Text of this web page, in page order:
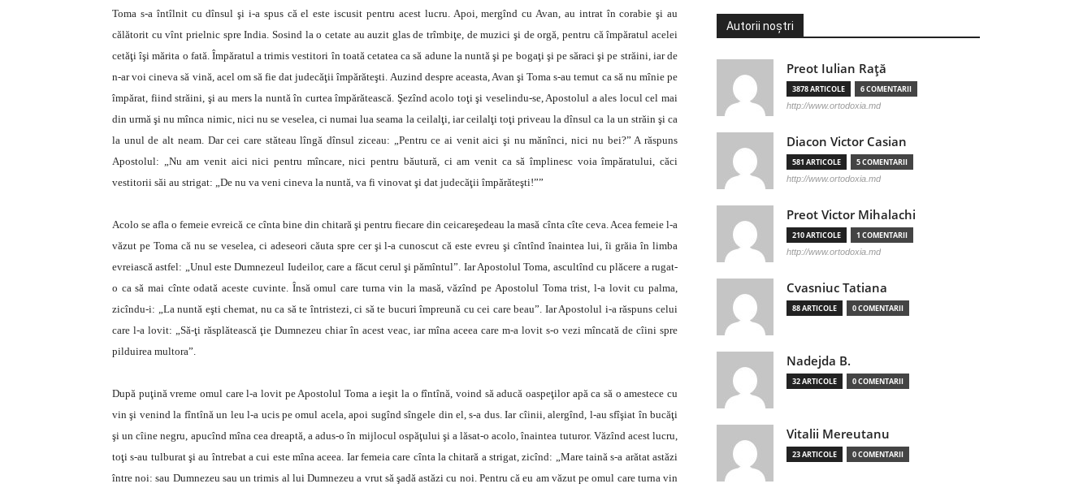
Toma s-a întîlnit cu dînsul şi i-a spus că el este iscusit pentru acest lucru. Apoi, mergînd cu Avan, au intrat în corabie şi au
călătorit cu vînt prielnic spre India. Sosind la o cetate au auzit glas de trîmbiţe, de muzici şi de orgă, pentru că împăratul acelei
cetăţi îşi mărita o fată. Împăratul a trimis vestitori în toată cetatea ca să adune la nuntă şi pe bogaţi şi pe săraci şi pe străini, iar de
n-ar voi cineva să vină, acel om să fie dat judecăţii împărăteşti. Auzind despre aceasta, Avan şi Toma s-au temut ca să nu mînie pe
împărat, fiind străini, şi au mers la nuntă în curtea împărătească. Şezînd acolo toţi şi veselindu-se, Apostolul a ales locul cel mai
din urmă şi nu mînca nimic, nici nu se veselea, ci numai lua seama la ceilalţi, iar ceilalţi toţi priveau la dînsul ca la un străin şi ca
la unul de alt neam. Dar cei care stăteau lîngă dînsul ziceau: „Pentru ce ai venit aici şi nu mănînci, nici nu bei?” A răspuns
Apostolul: „Nu am venit aici nici pentru mîncare, nici pentru băutură, ci am venit ca să împlinesc voia împăratului, căci
vestitorii săi au strigat: „De nu va veni cineva la nuntă, va fi vinovat şi dat judecăţii împărăteşti!””
Acolo se afla o femeie evreică ce cînta bine din chitară şi pentru fiecare din ceicareşedeau la masă cînta cîte ceva. Acea femeie l-a
văzut pe Toma că nu se veselea, ci adeseori căuta spre cer şi l-a cunoscut că este evreu şi cîntînd înaintea lui, îi grăia în limba
evreiască astfel: „Unul este Dumnezeul Iudeilor, care a făcut cerul şi pămîntul”. Iar Apostolul Toma, ascultînd cu plăcere a rugat-
o ca să mai cînte odată aceste cuvinte. Însă omul care turna vin la masă, văzînd pe Apostolul Toma trist, l-a lovit cu palma,
zicîndu-i: „La nuntă eşti chemat, nu ca să te întristezi, ci să te bucuri împreună cu cei care beau”. Iar Apostolul i-a răspuns celui
care l-a lovit: „Să-ţi răsplătească ţie Dumnezeu chiar în acest veac, iar mîna aceea care m-a lovit s-o vezi mîncată de cîini spre
pilduirea multora”.
După puţină vreme omul care l-a lovit pe Apostolul Toma a ieşit la o fîntînă, voind să aducă oaspeţilor apă ca să o amestece cu
vin şi venind la fîntînă un leu l-a ucis pe omul acela, apoi sugînd sîngele din el, s-a dus. Iar cîinii, alergînd, l-au sfîşiat în bucăţi
şi un cîine negru, apucînd mîna cea dreaptă, a adus-o în mijlocul ospăţului şi a lăsat-o acolo, înaintea tuturor. Văzînd acest lucru,
toţi s-au tulburat şi au întrebat a cui este mîna aceea. Iar femeia care cînta la chitară a strigat, zicînd: „Mare taină s-a arătat astăzi
între noi: sau Dumnezeu sau un trimis al lui Dumnezeu a vrut să şadă astăzi cu noi. Pentru că eu am văzut pe omul care turna vin
Autorii noștri
Preot Iulian Raţă
3878 ARTICOLE 6 COMENTARII
http://www.ortodoxia.md
Diacon Victor Casian
581 ARTICOLE 5 COMENTARII
http://www.ortodoxia.md
Preot Victor Mihalachi
210 ARTICOLE 1 COMENTARII
http://www.ortodoxia.md
Cvasniuc Tatiana
88 ARTICOLE 0 COMENTARII
Nadejda B.
32 ARTICOLE 0 COMENTARII
Vitalii Mereutanu
23 ARTICOLE 0 COMENTARII